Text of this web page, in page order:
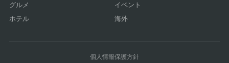
グルメ
イベント
ホテル
海外
個人情報保護方針